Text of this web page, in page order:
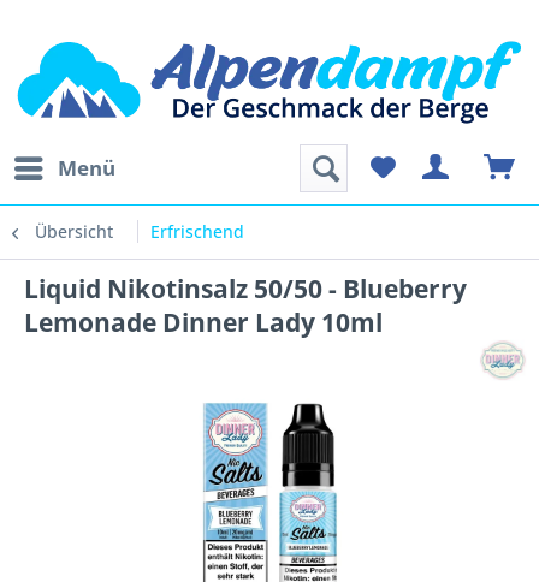
Menü
Übersicht Erfrischend
Liquid Nikotinsalz 50/50 - Blueberry
Lemonade Dinner Lady 10ml